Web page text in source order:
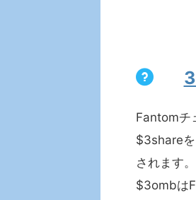
Fantomチ
$3share
されます。
$3ombは